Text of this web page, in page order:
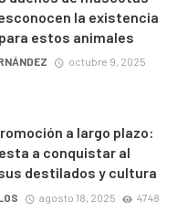
la existencia
estos animales
octubre 9, 2025
a largo plazo:
a conquistar al
destilados y cultura
agosto 18, 2025
4748